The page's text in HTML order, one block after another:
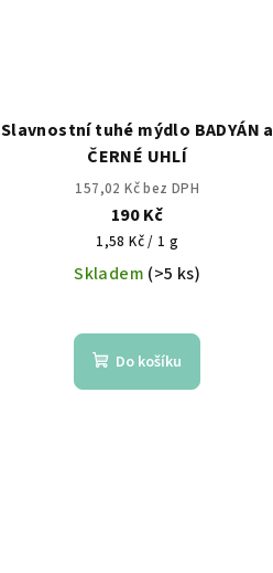
Slavnostní tuhé mýdlo BADYÁN a
ČERNÉ UHLÍ
157,02 Kč bez DPH
190 Kč
Měrná
cena:
1,58 Kč / 1 g
Skladem (>5 ks)
Do košíku